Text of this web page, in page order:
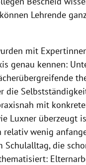
Lehrende
mit
genau kennen:
mit
Luxner überzeugt
wenig
Schulalltag, die